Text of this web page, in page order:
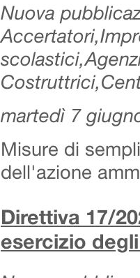
Nuova
martedì 7
Misure di
dell'azione
Direttiva 17/
esercizio